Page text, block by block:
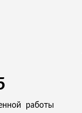
работы